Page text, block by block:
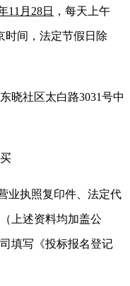
11 月 28日 ，每天上午
时间， 法定节假日 除
晓社区太白路3031号中
业执照复印件、法定代
上述资料均加盖公
填写《投标报名登记